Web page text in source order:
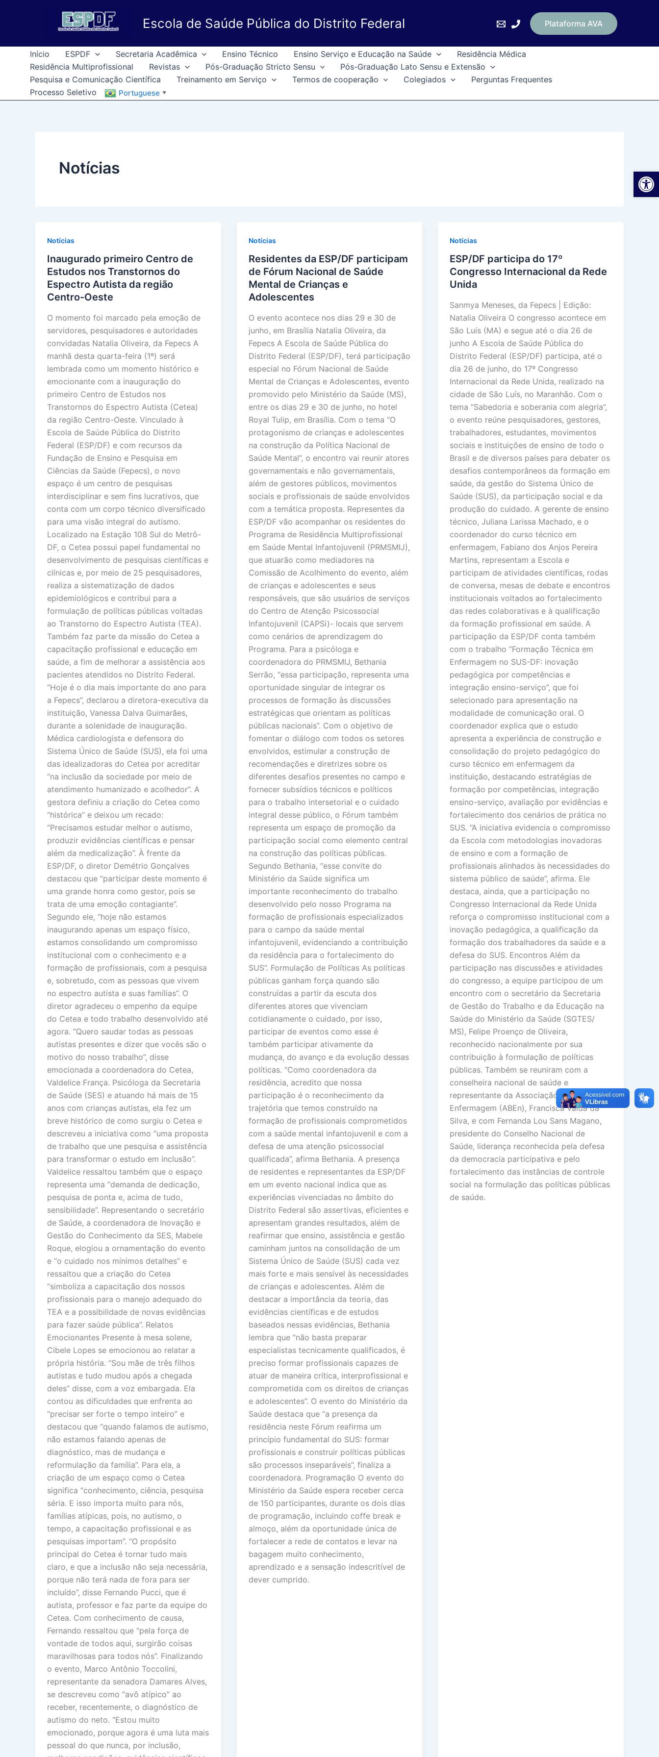
conteúdo
Escola de Saúde Pública do Distrito Federal Plataforma AVA
Início ESPDF Secretaria Acadêmica Ensino Técnico Ensino Serviço e Educação na Saúde
Residência Médica
Residência Multiprofissional
Revistas Pós-Graduação Stricto Sensu
Pós-Graduação Lato Sensu e Extensão
Pesquisa e Comunicação Científica
Treinamento em Serviço Termos de cooperação Colegiados
Perguntas Frequentes
Processo Seletivo
Portuguese ▼
Notícias
Notícias
Inaugurado primeiro Centro de
Estudos nos Transtornos do
Espectro Autista da região
Centro-Oeste
O momento foi marcado pela emoção de
servidores, pesquisadores e autoridades
convidadas Natalia Oliveira, da Fepecs A
manhã desta quarta-feira (1º) será
lembrada como um momento histórico e
emocionante com a inauguração do
primeiro Centro de Estudos nos
Transtornos do Espectro Autista (Cetea)
da região Centro-Oeste. Vinculado à
Escola de Saúde Pública do Distrito
Federal (ESP/DF) e com recursos da
Fundação de Ensino e Pesquisa em
Ciências da Saúde (Fepecs), o novo
espaço é um centro de pesquisas
interdisciplinar e sem fins lucrativos, que
conta com um corpo técnico diversificado
para uma visão integral do autismo.
Localizado na Estação 108 Sul do Metrô-
DF, o Cetea possui papel fundamental no
desenvolvimento de pesquisas científicas e
clínicas e, por meio de 25 pesquisadores,
realiza a sistematização de dados
epidemiológicos e contribui para a
formulação de políticas públicas voltadas
ao Transtorno do Espectro Autista (TEA).
Também faz parte da missão do Cetea a
capacitação profissional e educação em
saúde, a fim de melhorar a assistência aos
pacientes atendidos no Distrito Federal.
“Hoje é o dia mais importante do ano para
a Fepecs”, declarou a diretora-executiva da
instituição, Vanessa Dalva Guimarães,
durante a solenidade de inauguração.
Médica cardiologista e defensora do
Sistema Único de Saúde (SUS), ela foi uma
das idealizadoras do Cetea por acreditar
“na inclusão da sociedade por meio de
atendimento humanizado e acolhedor”. A
gestora definiu a criação do Cetea como
“histórica” e deixou um recado:
“Precisamos estudar melhor o autismo,
produzir evidências científicas e pensar
além da medicalização”. À frente da
ESP/DF, o diretor Demétrio Gonçalves
destacou que “participar deste momento é
uma grande honra como gestor, pois se
trata de uma emoção contagiante”.
Segundo ele, “hoje não estamos
inaugurando apenas um espaço físico,
estamos consolidando um compromisso
institucional com o conhecimento e a
formação de profissionais, com a pesquisa
e, sobretudo, com as pessoas que vivem
no espectro autista e suas famílias”. O
diretor agradeceu o empenho da equipe
do Cetea e todo trabalho desenvolvido até
agora. “Quero saudar todas as pessoas
autistas presentes e dizer que vocês são o
motivo do nosso trabalho”, disse
emocionada a coordenadora do Cetea,
Valdelice França. Psicóloga da Secretaria
de Saúde (SES) e atuando há mais de 15
anos com crianças autistas, ela fez um
breve histórico de como surgiu o Cetea e
descreveu a iniciativa como “uma proposta
de trabalho que une pesquisa e assistência
para transformar o estudo em inclusão”.
Valdelice ressaltou também que o espaço
representa uma “demanda de dedicação,
pesquisa de ponta e, acima de tudo,
sensibilidade”. Representando o secretário
de Saúde, a coordenadora de Inovação e
Gestão do Conhecimento da SES, Mabele
Roque, elogiou a ornamentação do evento
e “o cuidado nos mínimos detalhes” e
ressaltou que a criação do Cetea
“simboliza a capacitação dos nossos
profissionais para o manejo adequado do
TEA e a possibilidade de novas evidências
para fazer saúde pública”. Relatos
Emocionantes Presente à mesa solene,
Cibele Lopes se emocionou ao relatar a
própria história. “Sou mãe de três filhos
autistas e tudo mudou após a chegada
deles” disse, com a voz embargada. Ela
contou as dificuldades que enfrenta ao
“precisar ser forte o tempo inteiro” e
destacou que “quando falamos de autismo,
não estamos falando apenas de
diagnóstico, mas de mudança e
reformulação da família”. Para ela, a
criação de um espaço como o Cetea
significa “conhecimento, ciência, pesquisa
séria. E isso importa muito para nós,
famílias atípicas, pois, no autismo, o
tempo, a capacitação profissional e as
pesquisas importam”. “O propósito
principal do Cetea é tornar tudo mais
claro, e que a inclusão não seja necessária,
porque não terá nada de fora para ser
incluído”, disse Fernando Pucci, que é
autista, professor e faz parte da equipe do
Cetea. Com conhecimento de causa,
Fernando ressaltou que “pela força de
vontade de todos aqui, surgirão coisas
maravilhosas para todos nós”. Finalizando
o evento, Marco Antônio Toccolini,
representante da senadora Damares Alves,
se descreveu como “avô atípico” ao
receber, recentemente, o diagnóstico de
autismo do neto. “Estou muito
emocionado, porque agora é uma luta mais
pessoal do que nunca, por inclusão,
Notícias
Residentes da ESP/DF participam
de Fórum Nacional de Saúde
Mental de Crianças e
Adolescentes
O evento acontece nos dias 29 e 30 de
junho, em Brasília Natalia Oliveira, da
Fepecs A Escola de Saúde Pública do
Distrito Federal (ESP/DF), terá participação
especial no Fórum Nacional de Saúde
Mental de Crianças e Adolescentes, evento
promovido pelo Ministério da Saúde (MS),
entre os dias 29 e 30 de junho, no hotel
Royal Tulip, em Brasília. Com o tema “O
protagonismo de crianças e adolescentes
na construção da Política Nacional de
Saúde Mental”, o encontro vai reunir atores
governamentais e não governamentais,
além de gestores públicos, movimentos
sociais e profissionais de saúde envolvidos
com a temática proposta. Representes da
ESP/DF vão acompanhar os residentes do
Programa de Residência Multiprofissional
em Saúde Mental Infantojuvenil (PRMSMIJ),
que atuarão como mediadores na
Comissão de Acolhimento do evento, além
de crianças e adolescentes e seus
responsáveis, que são usuários de serviços
do Centro de Atenção Psicossocial
Infantojuvenil (CAPSi)- locais que servem
como cenários de aprendizagem do
Programa. Para a psicóloga e
coordenadora do PRMSMIJ, Bethania
Serrão, “essa participação, representa uma
oportunidade singular de integrar os
processos de formação às discussões
estratégicas que orientam as políticas
públicas nacionais”. Com o objetivo de
fomentar o diálogo com todos os setores
envolvidos, estimular a construção de
recomendações e diretrizes sobre os
diferentes desafios presentes no campo e
fornecer subsídios técnicos e políticos
para o trabalho intersetorial e o cuidado
integral desse público, o Fórum também
representa um espaço de promoção da
participação social como elemento central
na construção das políticas públicas.
Segundo Bethania, “esse convite do
Ministério da Saúde significa um
importante reconhecimento do trabalho
desenvolvido pelo nosso Programa na
formação de profissionais especializados
para o campo da saúde mental
infantojuvenil, evidenciando a contribuição
da residência para o fortalecimento do
SUS”. Formulação de Políticas As políticas
públicas ganham força quando são
construídas a partir da escuta dos
diferentes atores que vivenciam
cotidianamente o cuidado, por isso,
participar de eventos como esse é
também participar ativamente da
mudança, do avanço e da evolução dessas
políticas. “Como coordenadora da
residência, acredito que nossa
participação é o reconhecimento da
trajetória que temos construído na
formação de profissionais comprometidos
com a saúde mental infantojuvenil e com a
defesa de uma atenção psicossocial
qualificada”, afirma Bethania. A presença
de residentes e representantes da ESP/DF
em um evento nacional indica que as
experiências vivenciadas no âmbito do
Distrito Federal são assertivas, eficientes e
apresentam grandes resultados, além de
reafirmar que ensino, assistência e gestão
caminham juntos na consolidação de um
Sistema Único de Saúde (SUS) cada vez
mais forte e mais sensível às necessidades
de crianças e adolescentes. Além de
destacar a importância da teoria, das
evidências científicas e de estudos
baseados nessas evidências, Bethania
lembra que “não basta preparar
especialistas tecnicamente qualificados, é
preciso formar profissionais capazes de
atuar de maneira crítica, interprofissional e
comprometida com os direitos de crianças
e adolescentes”. O evento do Ministério da
Saúde destaca que “a presença da
residência neste Fórum reafirma um
princípio fundamental do SUS: formar
profissionais e construir políticas públicas
são processos inseparáveis”, finaliza a
coordenadora. Programação O evento do
Ministério da Saúde espera receber cerca
de 150 participantes, durante os dois dias
de programação, incluindo coffe break e
almoço, além da oportunidade única de
fortalecer a rede de contatos e levar na
bagagem muito conhecimento,
aprendizado e a sensação indescritível de
dever cumprido.
Notícias
ESP/DF participa do 17º
Congresso Internacional da Rede
Unida
Sanmya Meneses, da Fepecs | Edição:
Natalia Oliveira O congresso acontece em
São Luís (MA) e segue até o dia 26 de
junho A Escola de Saúde Pública do
Distrito Federal (ESP/DF) participa, até o
dia 26 de junho, do 17º Congresso
Internacional da Rede Unida, realizado na
cidade de São Luís, no Maranhão. Com o
tema “Sabedoria e soberania com alegria”,
o evento reúne pesquisadores, gestores,
trabalhadores, estudantes, movimentos
sociais e instituições de ensino de todo o
Brasil e de diversos países para debater os
desafios contemporâneos da formação em
saúde, da gestão do Sistema Único de
Saúde (SUS), da participação social e da
produção do cuidado. A gerente de ensino
técnico, Juliana Larissa Machado, e o
coordenador do curso técnico em
enfermagem, Fabiano dos Anjos Pereira
Martins, representam a Escola e
participam de atividades científicas, rodas
de conversa, mesas de debate e encontros
institucionais voltados ao fortalecimento
das redes colaborativas e à qualificação
da formação profissional em saúde. A
participação da ESP/DF conta também
com o trabalho “Formação Técnica em
Enfermagem no SUS-DF: inovação
pedagógica por competências e
integração ensino-serviço”, que foi
selecionado para apresentação na
modalidade de comunicação oral. O
coordenador explica que o estudo
apresenta a experiência de construção e
consolidação do projeto pedagógico do
curso técnico em enfermagem da
instituição, destacando estratégias de
formação por competências, integração
ensino-serviço, avaliação por evidências e
fortalecimento dos cenários de prática no
SUS. “A iniciativa evidencia o compromisso
da Escola com metodologias inovadoras
de ensino e com a formação de
profissionais alinhados às necessidades do
sistema público de saúde”, afirma. Ele
destaca, ainda, que a participação no
Congresso Internacional da Rede Unida
reforça o compromisso institucional com a
inovação pedagógica, a qualificação da
formação dos trabalhadores da saúde e a
defesa do SUS. Encontros Além da
participação nas discussões e atividades
do congresso, a equipe participou de um
encontro com o secretário da Secretaria
de Gestão do Trabalho e da Educação na
Saúde do Ministério da Saúde (SGTES/
MS), Felipe Proenço de Oliveira,
reconhecido nacionalmente por sua
contribuição à formulação de políticas
públicas. Também se reuniram com a
conselheira nacional de saúde e
representante da Associação Brasileira de
Enfermagem (ABEn), Francisca Valda da
Silva, e com Fernanda Lou Sans Magano,
presidente do Conselho Nacional de
Saúde, liderança reconhecida pela defesa
da democracia participativa e pelo
fortalecimento das instâncias de controle
social na formulação das políticas públicas
de saúde.